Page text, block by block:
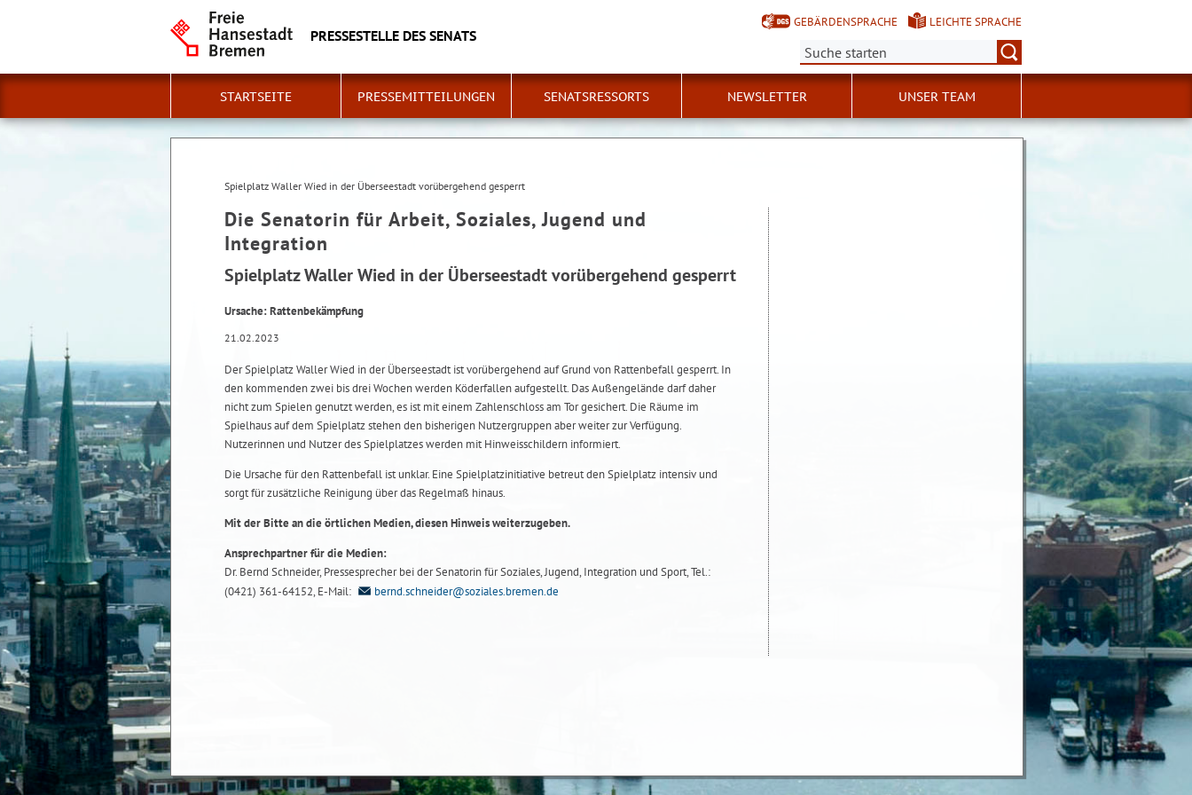
PRESSESTELLE DES SENATS
GEBÄRDENSPRACHE
LEICHTE SPRACHE
Suche:
STARTSEITE PRESSEMITTEILUNGEN SENATSRESSORTS NEWSLETTER UNSER TEAM
Spielplatz Waller Wied in der Überseestadt vorübergehend gesperrt
Die Senatorin für Arbeit, Soziales, Jugend und
Integration
Spielplatz Waller Wied in der Überseestadt vorübergehend gesperrt
Ursache: Rattenbekämpfung
21.02.2023
Der Spielplatz Waller Wied in der Überseestadt ist vorübergehend auf Grund von Rattenbefall gesperrt. In
den kommenden zwei bis drei Wochen werden Köderfallen aufgestellt. Das Außengelände darf daher
nicht zum Spielen genutzt werden, es ist mit einem Zahlenschloss am Tor gesichert. Die Räume im
Spielhaus auf dem Spielplatz stehen den bisherigen Nutzergruppen aber weiter zur Verfügung.
Nutzerinnen und Nutzer des Spielplatzes werden mit Hinweisschildern informiert.
Die Ursache für den Rattenbefall ist unklar. Eine Spielplatzinitiative betreut den Spielplatz intensiv und
sorgt für zusätzliche Reinigung über das Regelmaß hinaus.
Mit der Bitte an die örtlichen Medien, diesen Hinweis weiterzugeben.
Ansprechpartner für die Medien:
Dr. Bernd Schneider, Pressesprecher bei der Senatorin für Soziales, Jugend, Integration und Sport, Tel.:
(0421) 361-64152, E-Mail:
bernd.schneider@soziales.bremen.de